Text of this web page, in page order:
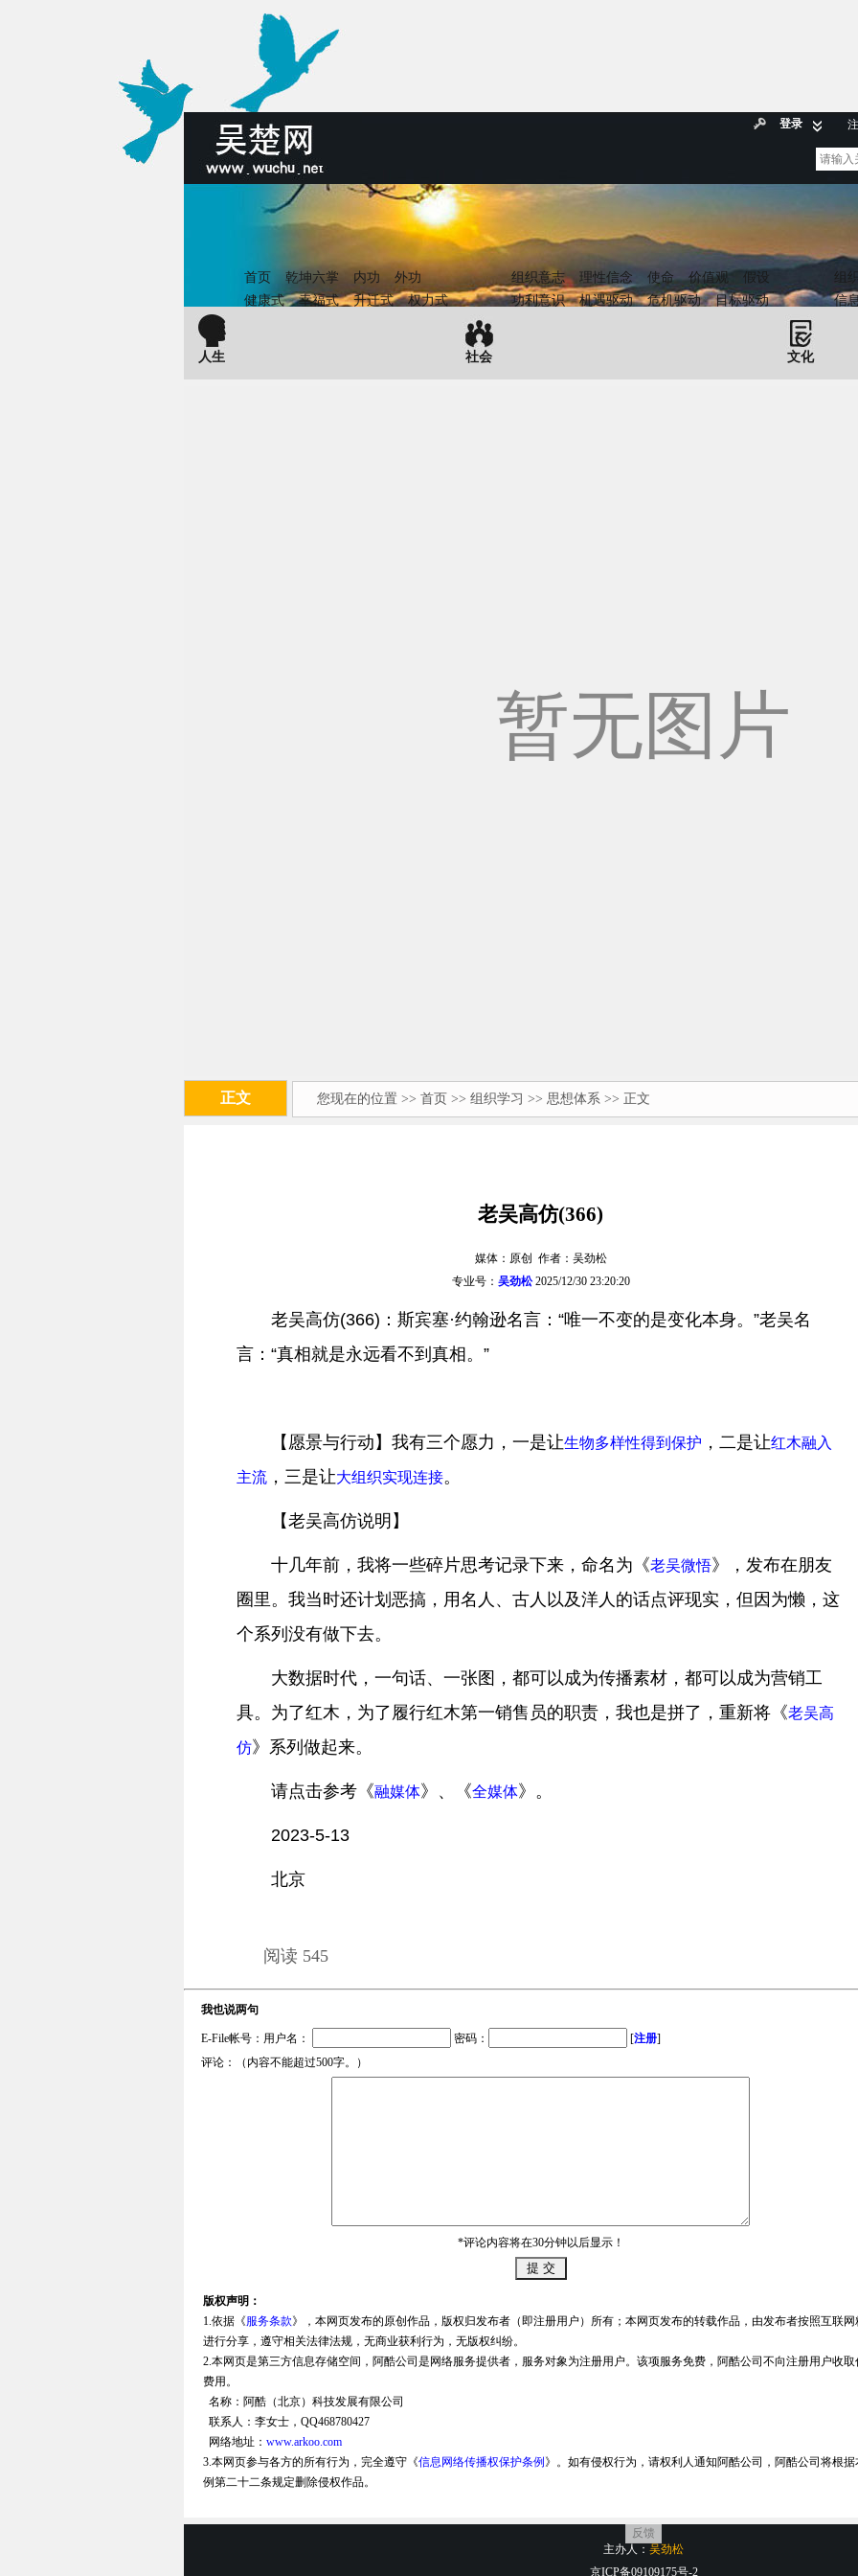
登录
人生
首页 乾坤六掌 内功
外功
健康式
幸福式 升迁式 权力式
社会
组织意志 理性信念 使命 价值观
假设
功利意识
机遇驱动 危机驱动 目标驱动
文化
组
信
正文 您现在的位置 >> 首页 >> 组织学习 >> 思想体系 >> 正文
老吴高仿(366)
媒体：原创 作者：吴劲松
专业号： 吴劲松2025/12/30 23:20:20
老吴高仿(366)：斯宾塞·约翰逊名言：“唯一不变的是变化本身。”老吴名
言：“真相就是永远看不到真相。”
【愿景与行动】我有三个愿力，一是让生物多样性得到保护 ，二是让红木融入
主流 ，三是让大组织实现连接。
【老吴高仿说明】
十几年前，我将一些碎片思考记录下来，命名为《老吴微悟》，发布在朋友
圈里。我当时还计划恶搞，用名人、古人以及洋人的话点评现实，但因为懒，这
个系列没有做下去。
大数据时代，一句话、一张图，都可以成为传播素材，都可以成为营销工
具。为了红木，为了履行红木第一销售员的职责，我也是拼了，重新将《老吴高
仿》系列做起来。
请点击参考《融媒体》、《全媒体》。
2023-5-13
北京
阅读 545
我也说两句
E-File帐号：用户名： 密码： [注册]
评论：（内容不能超过500字。）
*评论内容将在30分钟以后显示！
版权声明：
1.依据《服务条款》，本网页发布的原创作品，版权归发布者（即注册用户）所有；本网页发布的转载作品，由发布者按照互联网
进行分享，遵守相关法律法规，无商业获利行为，无版权纠纷。
2.本网页是第三方信息存储空间，阿酷公司是网络服务提供者，服务对象为注册用户。该项服务免费，阿酷公司不向注册用户收取
费用。
名称：阿酷（北京）科技发展有限公司
联系人：李女士，QQ468780427
网络地址： www.arkoo.com
3.本网页参与各方的所有行为，完全遵守《信息网络传播权保护条例》。如有侵权行为，请权利人通知阿酷公司，阿酷公司将根据
例第二十二条规定删除侵权作品。
主办人： 吴劲松
京ICP备09109175号-2
反馈